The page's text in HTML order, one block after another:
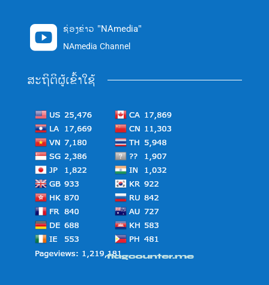
 ຊ່ອງຂ່າວ "NAmedia"
NAmedia Channel
ສະຖິຕິຜູ້ເຂົ້າໃຊ້